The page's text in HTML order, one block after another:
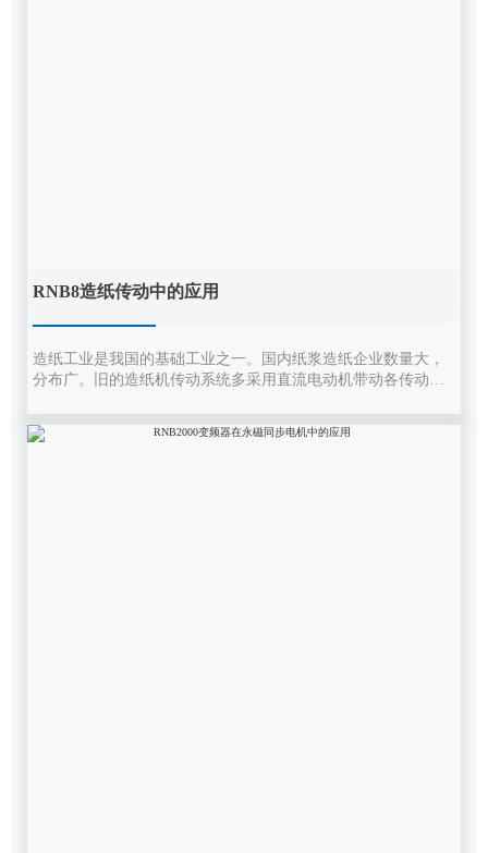
RNB8造纸传动中的应用
造纸工业是我国的基础工业之一。国内纸浆造纸企业数量大，
分布广。旧的造纸机传动系统多采用直流电动机带动各传动辊
当麻烦。随着交流变频控制系统及通讯技术的发展，交流变频
传动系统在新型造纸机上的应用越来越广泛，调速范围宽，调